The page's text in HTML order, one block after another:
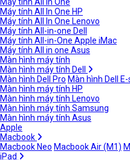
Máy tính All In One HP
Máy tính All In One Lenovo
Máy tính All-in-one Dell
Máy tính All-in-One Apple iMac
Máy tính All in one Asus
Màn hình máy tính
Màn hình máy tính Dell
Màn hình Dell Pro Màn hình Dell
Màn hình máy tính HP
Màn hình máy tính Lenovo
Màn hình máy tính Samsung
Màn hình máy tính Asus
Apple
Macbook
Macbook Neo Macbook Air (M1)
iPad